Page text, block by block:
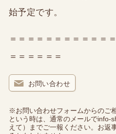
始予定です。
＝＝＝＝＝＝＝＝＝＝＝
＝＝＝＝＝＝
お問い合わせ
※お問い合わせフォームからのご
という時は、通常のメールでinfo-
えて）までご一報ください。お返